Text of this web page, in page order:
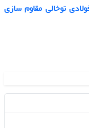
توخالی مقاوم سازی